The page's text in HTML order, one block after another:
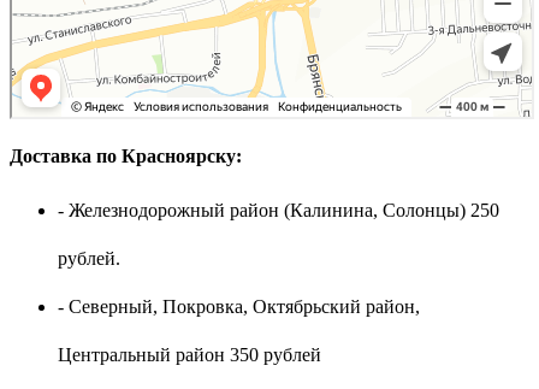
Доставка по Красноярску:
- Железнодорожный район (Калинина, Солонцы) 250
рублей.
- Северный, Покровка, Октябрьский район,
Центральный район 350 рублей